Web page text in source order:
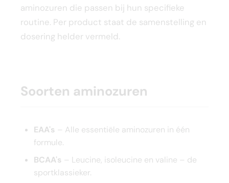
aminozuren die passen bij hun specifieke
routine. Per product staat de samenstelling en
dosering helder vermeld.
Soorten aminozuren
EAA's – Alle essentiële aminozuren in één
formule.
BCAA's – Leucine, isoleucine en valine – de
sportklassieker.